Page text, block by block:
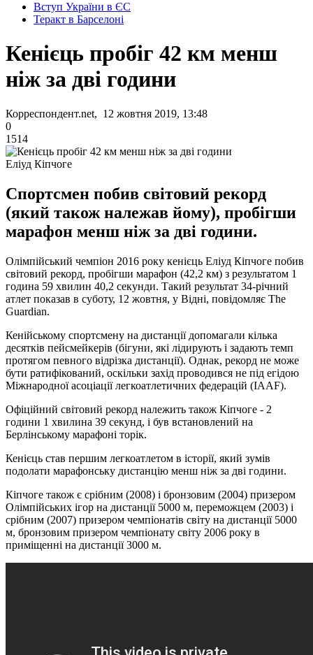
Вступ України в ЄС
Теракт в Барселоні
Кенієць пробіг 42 км менш
ніж за дві години
Корреспондент.net, 12 жовтня 2019, 13:48
0
1514
Еліуд Кіпчоге
Спортсмен побив світовий рекорд
(який також належав йому), пробігши
марафон менш ніж за дві години.
Олімпійський чемпіон 2016 року кенієць Еліуд Кіпчоге побив
світовий рекорд, пробігши марафон (42,2 км) з результатом 1
година 59 хвилин 40,2 секунди. Такий результат 34-річний
атлет показав в суботу, 12 жовтня, у Відні, повідомляє The
Guardian.
Кенійському спортсмену на дистанції допомагали кілька
десятків пейсмейкерів (бігуни, які лідирують і задають темп
протягом певного відрізка дистанції). Однак, рекорд не може
бути ратифікований, оскільки захід проводився не під егідою
Міжнародної асоціації легкоатлетичних федерацій (IAAF).
Офіційний світовий рекорд належить також Кіпчоге - 2
години 1 хвилина 39 секунд, і був встановлений на
Берлінському марафоні торік.
Кенієць став першим легкоатлетом в історії, який зумів
подолати марафонську дистанцію менш ніж за дві години.
Кіпчоге також є срібним (2008) і бронзовим (2004) призером
Олімпійських ігор на дистанції 5000 м, переможцем (2003) і
срібним (2007) призером чемпіонатів світу на дистанції 5000
м, бронзовим призером чемпіонату світу 2006 року в
приміщенні на дистанції 3000 м.